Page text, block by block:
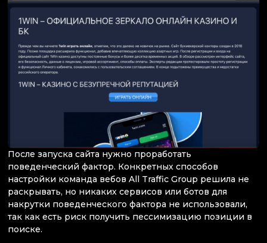
После запуска сайта нужно проработать
поведенческий фактор. Конкретных способов
настройки команда вебов All Traffic Group решила не
раскрывать, но никаких сервисов или ботов для
накрутки поведенческого фактора не использовали,
так как есть риск получить пессимизацию позиции в
поиске.